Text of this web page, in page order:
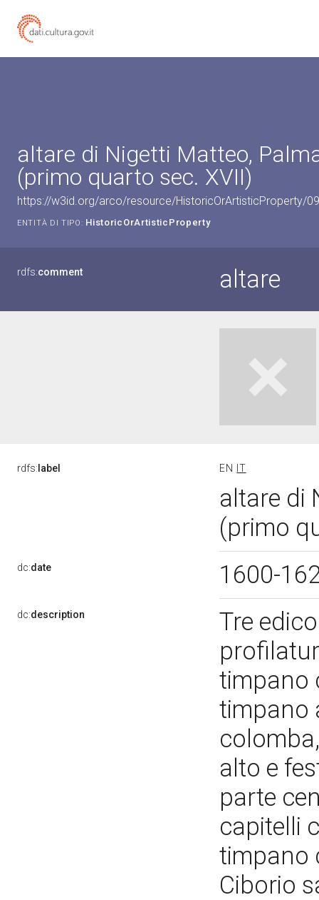
altare di Nigetti Matteo,
(primo quarto sec. XVII)
https://w3id.org/arco/resource/HistoricOrArtisticProperty/
ENTITÀ DI TIPO: HistoricOrArtisticProperty
rdfs:comment altare
rdfs: label EN IT
altare di
(primo
dc:date 1600-
dc:description
Tre
timpano
timpano
alto e
parte
capitelli
timpano
Ciborio